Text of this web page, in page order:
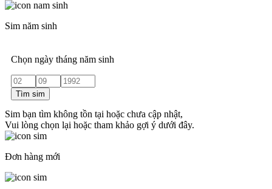
Sim năm sinh
Chọn ngày tháng năm sinh
Tìm sim
Sim bạn tìm không tồn tại hoặc chưa cập nhật,
Vui lòng chọn lại hoặc tham khảo gợi ý dưới đây.
Đơn hàng mới